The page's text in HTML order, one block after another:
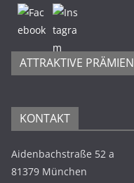
ATTRAKTIVE PRÄMIEN
KONTAKT
Aidenbachstraße 52 a
81379 München